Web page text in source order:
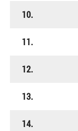
10. My
11. Do
12.
13.
14.